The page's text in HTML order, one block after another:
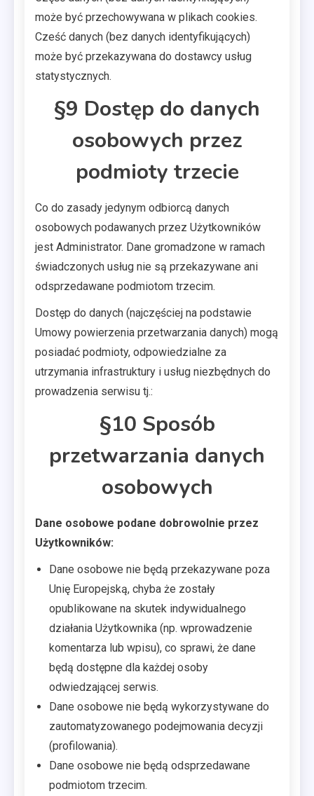
może być przechowywana w plikach cookies.
Cześć danych (bez danych identyfikujących)
może być przekazywana do dostawcy usług
statystycznych.
§9 Dostęp do danych
osobowych przez
podmioty trzecie
Co do zasady jedynym odbiorcą danych
osobowych podawanych przez Użytkowników
jest Administrator. Dane gromadzone w ramach
świadczonych usług nie są przekazywane ani
odsprzedawane podmiotom trzecim.
Dostęp do danych (najczęściej na podstawie
Umowy powierzenia przetwarzania danych) mogą
posiadać podmioty, odpowiedzialne za
utrzymania infrastruktury i usług niezbędnych do
prowadzenia serwisu tj.:
§10 Sposób
przetwarzania danych
osobowych
Dane osobowe podane dobrowolnie przez
Użytkowników:
Dane osobowe nie będą przekazywane poza
Unię Europejską, chyba że zostały
opublikowane na skutek indywidualnego
działania Użytkownika (np. wprowadzenie
komentarza lub wpisu), co sprawi, że dane
będą dostępne dla każdej osoby
odwiedzającej serwis.
Dane osobowe nie będą wykorzystywane do
zautomatyzowanego podejmowania decyzji
(profilowania).
Dane osobowe nie będą odsprzedawane
podmiotom trzecim.